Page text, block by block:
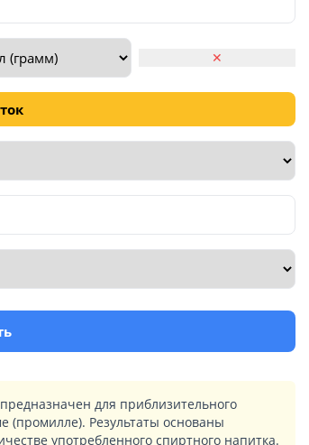
✕
для приблизительного
(промилле). Результаты основаны
употребленного спиртного напитка.